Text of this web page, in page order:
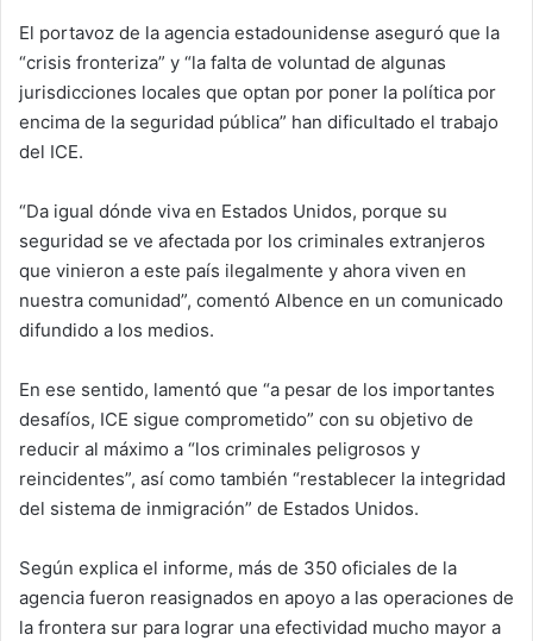
El portavoz de la agencia estadounidense aseguró que la
“crisis fronteriza” y “la falta de voluntad de algunas
jurisdicciones locales que optan por poner la política por
encima de la seguridad pública” han dificultado el trabajo
del ICE.
“Da igual dónde viva en Estados Unidos, porque su
seguridad se ve afectada por los criminales extranjeros
que vinieron a este país ilegalmente y ahora viven en
nuestra comunidad”, comentó Albence en un comunicado
difundido a los medios.
En ese sentido, lamentó que “a pesar de los importantes
desafíos, ICE sigue comprometido” con su objetivo de
reducir al máximo a “los criminales peligrosos y
reincidentes”, así como también “restablecer la integridad
del sistema de inmigración” de Estados Unidos.
Según explica el informe, más de 350 oficiales de la
agencia fueron reasignados en apoyo a las operaciones de
la frontera sur para lograr una efectividad mucho mayor a